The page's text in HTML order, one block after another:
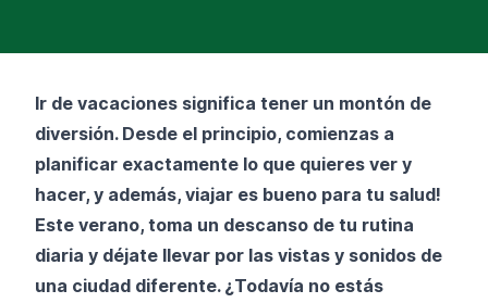
Ir de vacaciones significa tener un montón de
diversión. Desde el principio, comienzas a
planificar exactamente lo que quieres ver y
hacer, y además, viajar es bueno para tu salud!
Este verano, toma un descanso de tu rutina
diaria y déjate llevar por las vistas y sonidos de
una ciudad diferente. ¿Todavía no estás